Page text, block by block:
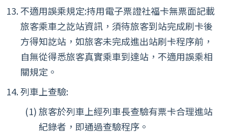
不適用誤乘規定:持用電子票證社福卡無票面記載
旅客乘車之訖站資訊，須待旅客到站完成刷卡後
方得知訖站，如旅客未完成進出站刷卡程序前，
自無從得悉旅客真實乘車到達站，不適用誤乘相
關規定。
列車上查驗:
旅客於列車上經列車長查驗有票卡合理進站
紀錄者，即通過查驗程序。